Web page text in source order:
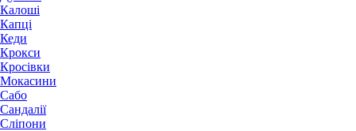
Калоші
Капці
Кеди
Крокси
Кросівки
Мокасини
Сабо
Сандалії
Сліпони